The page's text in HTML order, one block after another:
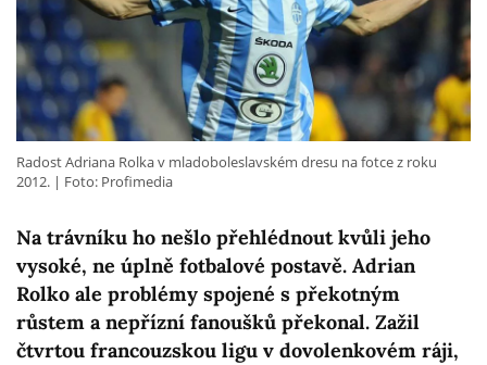
Na trávníku ho nešlo přehlédnout kvůli jeho
vysoké, ne úplně fotbalové postavě. Adrian
Rolko ale problémy spojené s překotným
růstem a nepřízní fanoušků překonal. Zažil
čtvrtou francouzskou ligu v dovolenkovém ráji,
Radost Adriana Rolka v mladoboleslavském dresu na fotce z roku
2012.
Foto: Profimedia